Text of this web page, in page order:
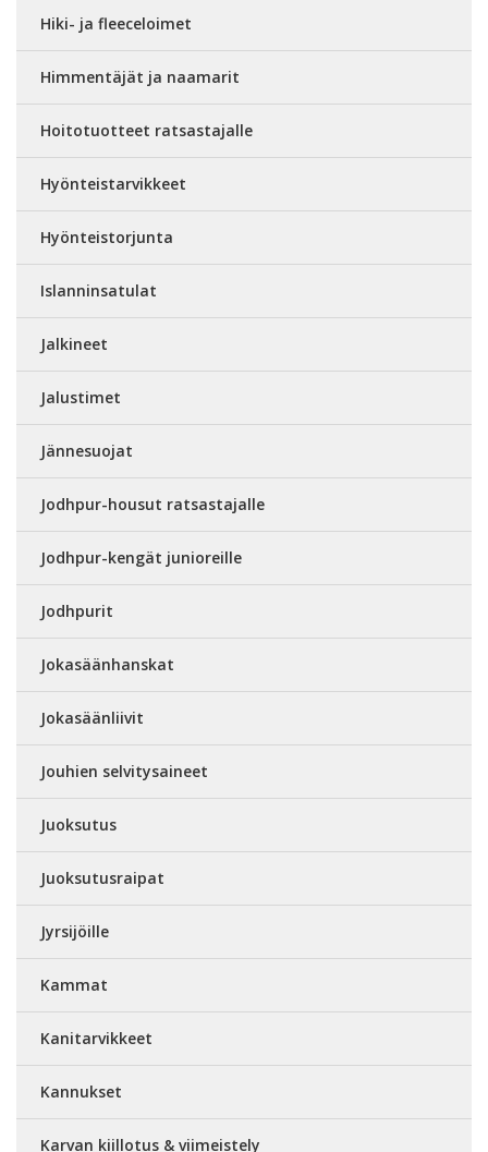
Hiki- ja fleeceloimet
Himmentäjät ja naamarit
Hoitotuotteet ratsastajalle
Hyönteistarvikkeet
Hyönteistorjunta
Islanninsatulat
Jalkineet
Jalustimet
Jännesuojat
Jodhpur-housut ratsastajalle
Jodhpur-kengät junioreille
Jodhpurit
Jokasäänhanskat
Jokasäänliivit
Jouhien selvitysaineet
Juoksutus
Juoksutusraipat
Jyrsijöille
Kammat
Kanitarvikkeet
Kannukset
Karvan kiillotus & viimeistely